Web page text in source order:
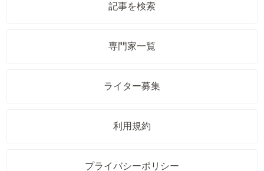
記事を検索
専門家一覧
ライター募集
利用規約
プライバシーポリシー